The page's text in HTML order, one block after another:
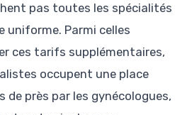
pas toutes les spécialités
uniforme. Parmi celles
ces tarifs supplémentaires,
occupent une place
de près par les gynécologues,